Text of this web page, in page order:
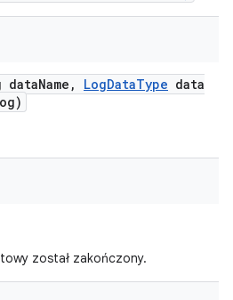
dataName , LogDataType data
został zakończony.